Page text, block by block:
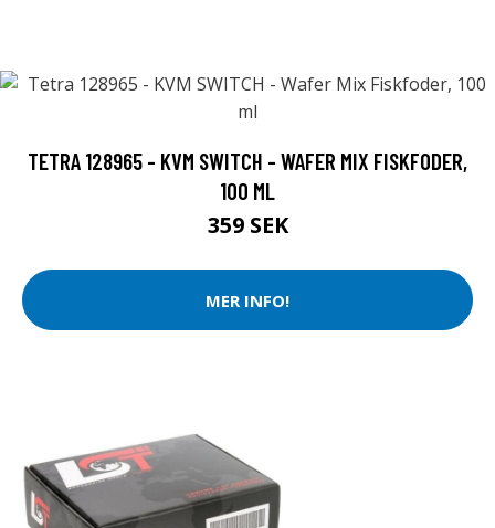
TETRA 128965 - KVM SWITCH - WAFER MIX FISKFODER,
100 ML
359 SEK
MER INFO!